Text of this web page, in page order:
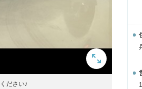
ださい♪